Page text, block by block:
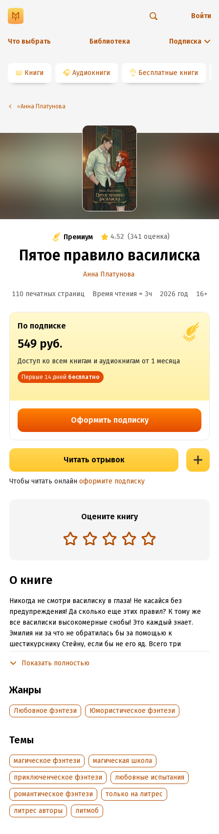
Что выбрать Библиотека Подписка
Войти
📖 Книги 🎧 Аудиокниги 👌 Бесплатные книги
⭐️Анна Платунова
Премиум 4.52 (341 оценка)
Пятое правило василиска
Анна Платунова
110 печатных страниц Время чтения ≈ 3ч 2026 год 16+
По подписке
549 руб.
Доступ ко всем книгам и аудиокнигам от 1 месяца
Первые 14 дней бесплатно
Оформить подписку
Читать отрывок
Чтобы читать онлайн оформите подписку
Оцените книгу
О книге
Никогда не смотри василиску в глаза! Не касайся без
предупреждения! Да сколько еще этих правил? К тому же
все василиски высокомерные снобы! Это каждый знает.
Эмилия ни за что не обратилась бы за помощью к
шестикурснику Стейну, если бы не его яд. Всего три
василиска! Пожалеешь!
Подробная информация
Дата написания:13 января 2020
Год издания:
Время на чтение:3ч.
Показать полностью
Жанры
Любовное фэнтези Юмористическое фэнтези
Темы
магическое фэнтези
магическая школа
приключенческое фэнтези
любовные испытания
романтическое фэнтези
только на литрес
литрес авторы
литмоб